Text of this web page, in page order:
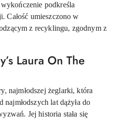
podkreśla
Całość umieszczono w
z recyklingu, zgodnym z
Laura On The
najmłodszej żeglarki, która
najmłodszych lat dążyła do
Jej historia stała się